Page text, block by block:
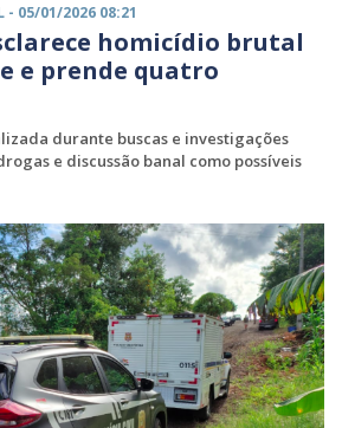
- 05/01/2026 08:21
homicídio brutal
e prende quatro
durante buscas e investigações
e discussão banal como possíveis